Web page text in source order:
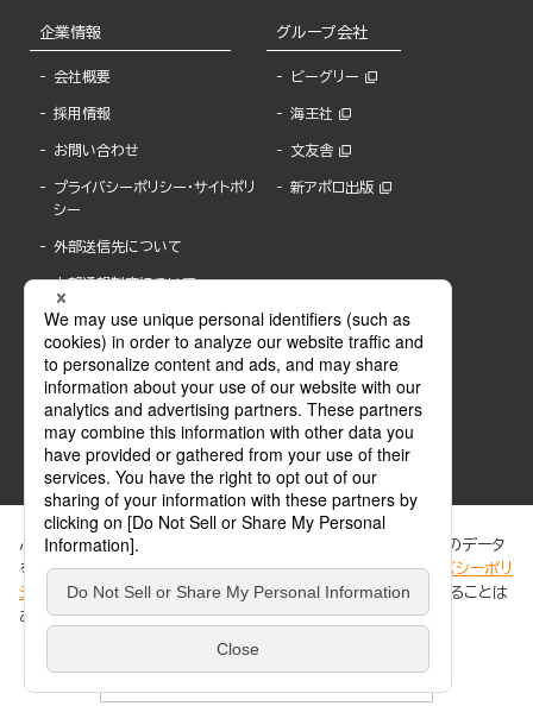
企業情報
会社概要
採用情報
お問い合わせ
プライバシーポリシー・サイトポリ
シー
外部送信先について
内部通報制度について
グループ会社
ビーグリー
海王社
文友舎
新アポロ出版
ABJマークは、この電子書店・電子書籍配信サービスが、著作権者からコンテンツ使用許諾を
得た正規版配信サービスであることを示す登録商標(登録番号 第6091713号)です。
ABJマークの詳細、ABJマークを掲示しているサービスの一覧はこちら。
ぶんか社が運営するサイトでは、利便性向上のためにCookie等のデータ
を使用しています。 当社のCookieについての詳細は、「プライバシーポリ
シー
」をご覧ください。当サイトでは、訪問者の個人情報を追跡することは
ありません。